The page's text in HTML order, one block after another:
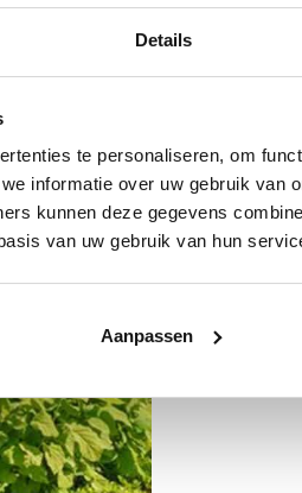
Details
te personaliseren, om
informatie over uw gebruik van
kunnen deze gegevens
van uw gebruik van hun
Aanpassen
Is het
Wat is de